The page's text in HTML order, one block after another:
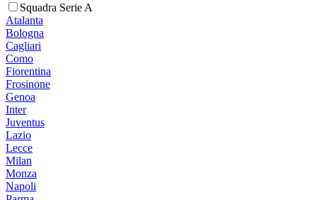
Squadra Serie A
Atalanta
Bologna
Cagliari
Como
Fiorentina
Frosinone
Genoa
Inter
Juventus
Lazio
Lecce
Milan
Monza
Napoli